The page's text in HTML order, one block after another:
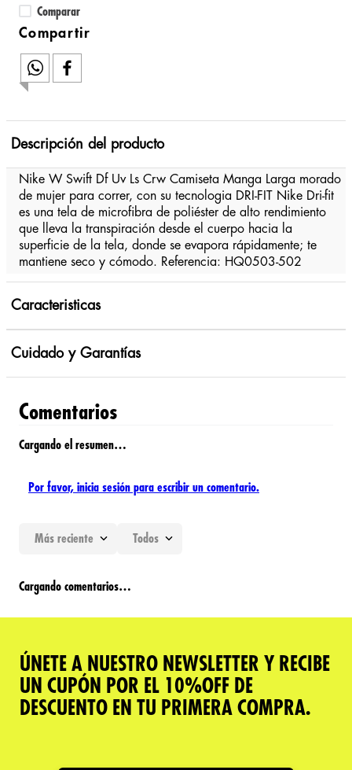
Comparar
Descripción del producto
Nike W Swift Df Uv Ls Crw Camiseta Manga Larga morado
de mujer para correr, con su tecnologia DRI-FIT Nike Dri-fit
es una tela de microfibra de poliéster de alto rendimiento
que lleva la transpiración desde el cuerpo hacia la
superficie de la tela, donde se evapora rápidamente; te
mantiene seco y cómodo. Referencia: HQ0503-502
Caracteristicas
Cuidado y Garantías
Comentarios
Cargando el resumen…
Por favor, inicia sesión para escribir un comentario.
Más reciente Todos
Cargando comentarios…
ÚNETE A NUESTRO NEWSLETTER Y RECIBE
UN CUPÓN POR EL 10%OFF DE
DESCUENTO EN TU PRIMERA COMPRA.